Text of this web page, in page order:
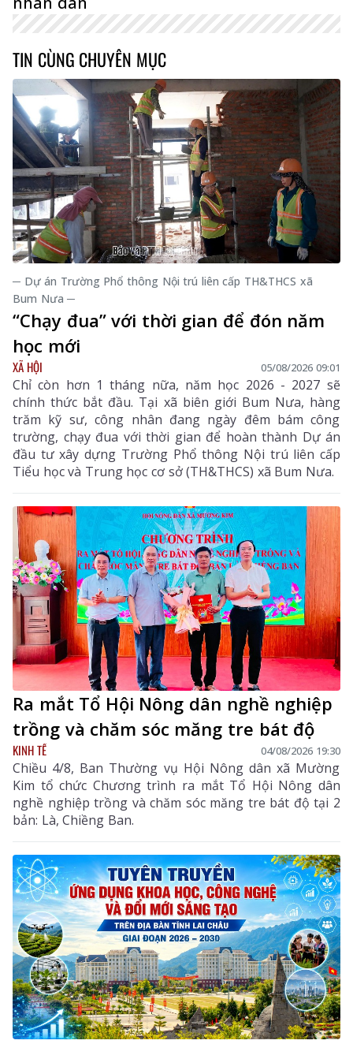
TIN CÙNG CHUYÊN MỤC
─ Dự án Trường Phổ thông Nội trú liên cấp TH&THCS xã
Bum Nưa ─
“Chạy đua” với thời gian để đón năm
học mới
XÃ HỘI 05/08/2026 09:01
Chỉ còn hơn 1 tháng nữa, năm học 2026 - 2027 sẽ
chính thức bắt đầu. Tại xã biên giới Bum Nưa, hàng
trăm kỹ sư, công nhân đang ngày đêm bám công
trường, chạy đua với thời gian để hoàn thành Dự án
đầu tư xây dựng Trường Phổ thông Nội trú liên cấp
Tiểu học và Trung học cơ sở (TH&THCS) xã Bum Nưa.
Ra mắt Tổ Hội Nông dân nghề nghiệp
trồng và chăm sóc măng tre bát độ
KINH TẾ 04/08/2026 19:30
Chiều 4/8, Ban Thường vụ Hội Nông dân xã Mường
Kim tổ chức Chương trình ra mắt Tổ Hội Nông dân
nghề nghiệp trồng và chăm sóc măng tre bát độ tại 2
bản: Là, Chiềng Ban.